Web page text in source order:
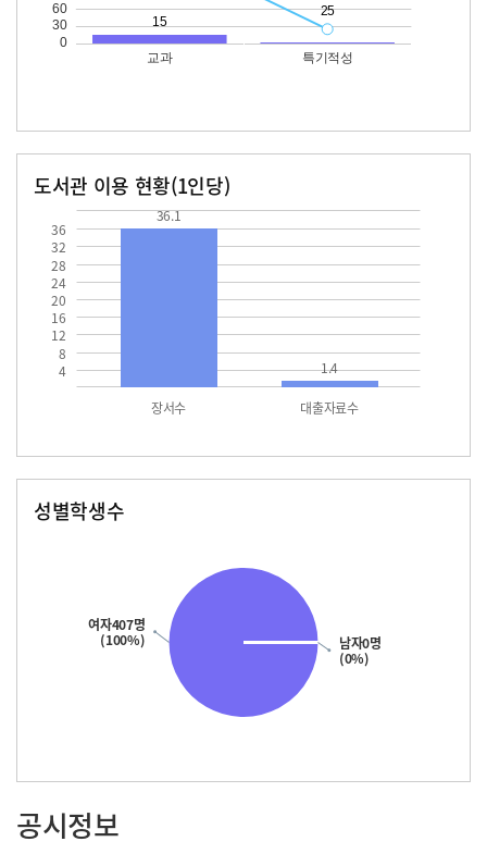
도서관 이용 현황(1인당)
4
8
12
16
20
24
28
32
36
장서수 대출자료수
36.1
1.4
성별학생수
남자0명
(0%)
여자407명
(100%)
공시정보